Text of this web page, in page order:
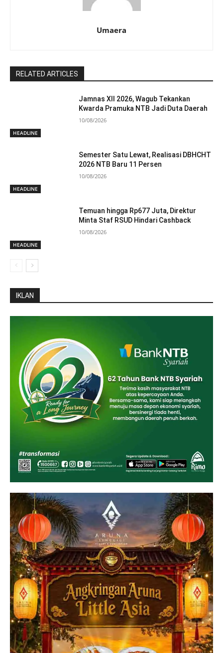
Umaera
RELATED ARTICLES
HEADLINE
Jamnas XII 2026, Wagub Tekankan
Kwarda Pramuka NTB Jadi Duta Daerah
10/08/2026
HEADLINE
Semester Satu Lewat, Realisasi DBHCHT
2026 NTB Baru 11 Persen
10/08/2026
HEADLINE
Temuan hingga Rp677 Juta, Direktur
Minta Staf RSUD Hindari Cashback
10/08/2026
IKLAN